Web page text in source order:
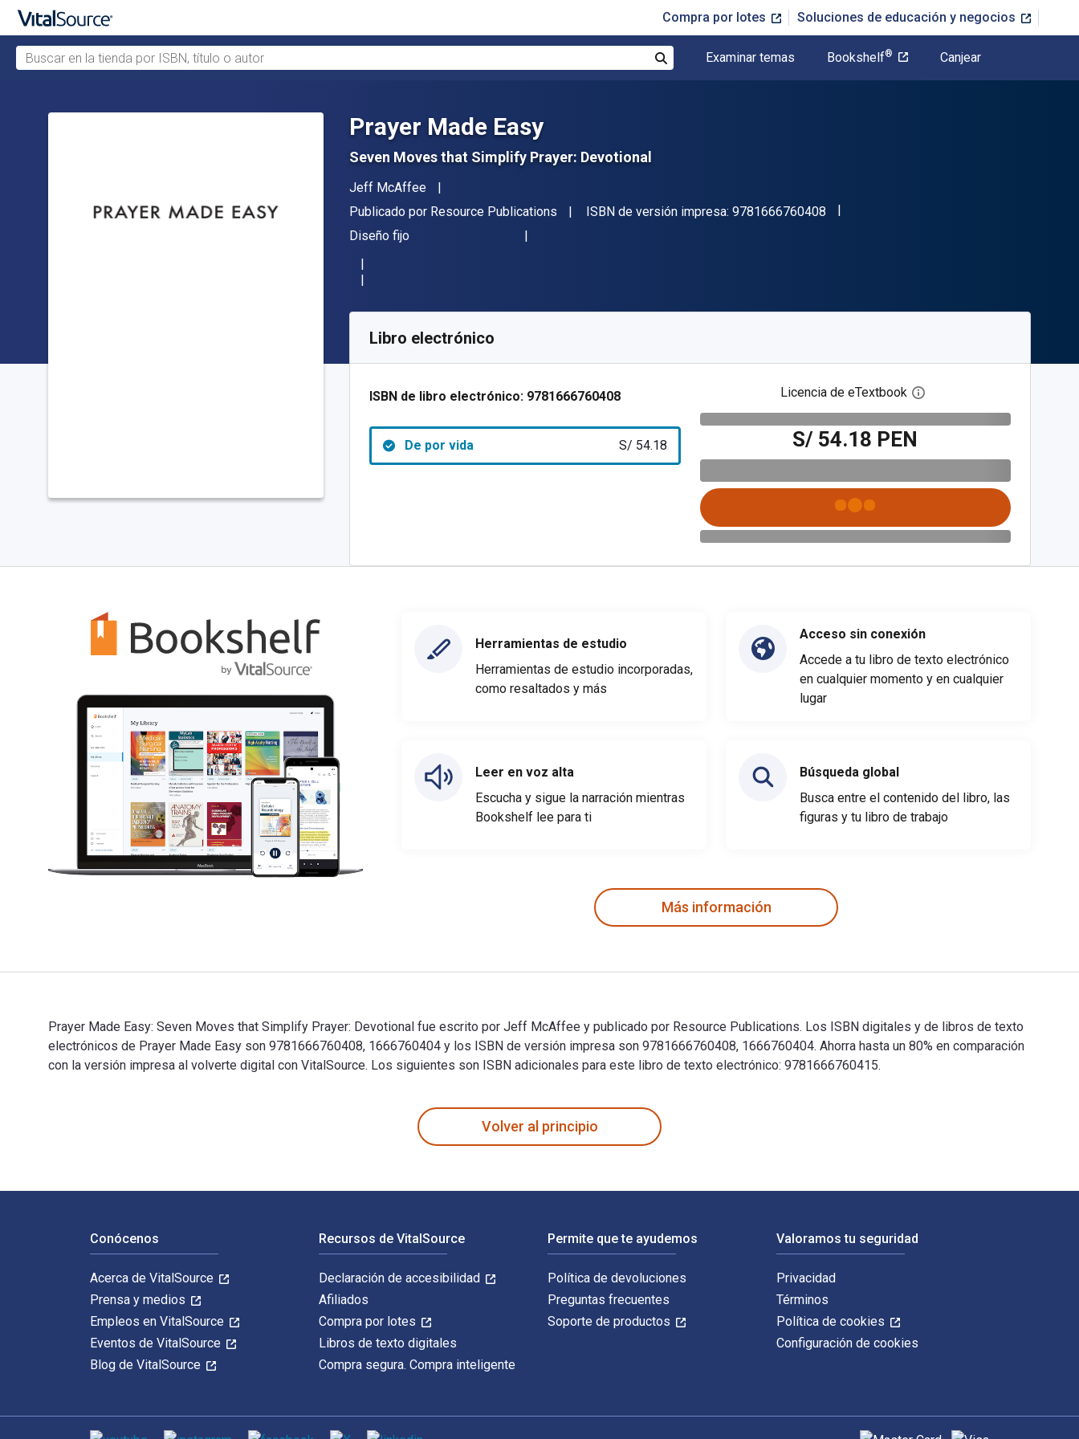
Compra por lotes Soluciones de educación y negocios
Buscar en la tienda por ISBN, título o autor
Examinar temas Bookshelf® Canjear
Prayer Made Easy
Seven Moves that Simplify Prayer: Devotional
Autor(es)
Jeff McAffee
Editor
Publicado por Resource Publications ISBN de versión impresa: 9781666760408 "ISBN-13 9781666760408"
Formato
Diseño fijo
SKU:
Libro electrónico
ISBN de libro electrónico: 9781666760408
De por vida S/ 54.18
Licencia de eTextbook Abre el cuadro de diálogo
S/ 54.18 PEN
Herramientas de estudio
Herramientas de estudio incorporadas,
como resaltados y más
Leer en voz alta
Escucha y sigue la narración mientras
Bookshelf lee para ti
Acceso sin conexión
Accede a tu libro de texto electrónico
en cualquier momento y en cualquier
lugar
Búsqueda global
Busca entre el contenido del libro, las
figuras y tu libro de trabajo
Más información
Prayer Made Easy: Seven Moves that Simplify Prayer: Devotional fue escrito por Jeff McAffee y publicado por Resource Publications. Los ISBN digitales y de libros de texto
electrónicos de Prayer Made Easy son 9781666760408, 1666760404 y los ISBN de versión impresa son 9781666760408, 1666760404. Ahorra hasta un 80% en comparación
con la versión impresa al volverte digital con VitalSource. Los siguientes son ISBN adicionales para este libro de texto electrónico: 9781666760415.
Volver al principio
Conócenos
Acerca de VitalSource
Prensa y medios
Empleos en VitalSource
Eventos de VitalSource
Blog de VitalSource
Recursos de VitalSource
Declaración de accesibilidad
Afiliados
Compra por lotes
Libros de texto digitales
Compra segura. Compra inteligente
Permite que te ayudemos
Política de devoluciones
Preguntas frecuentes
Soporte de productos
Valoramos tu seguridad
Privacidad
Términos
Política de cookies
Configuración de cookies